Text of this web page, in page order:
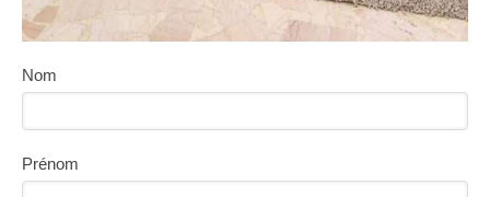
Nom
Prénom